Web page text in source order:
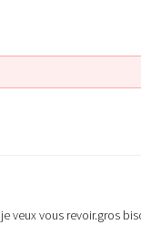
veux vous revoir.gros